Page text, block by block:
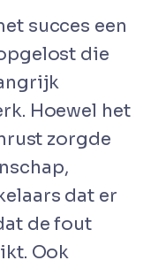
succes een
die
Hoewel het
zorgde
dat er
de fout
Ook